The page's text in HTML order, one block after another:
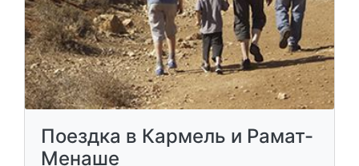
Поездка в Кармель и Рамат-
Менаше